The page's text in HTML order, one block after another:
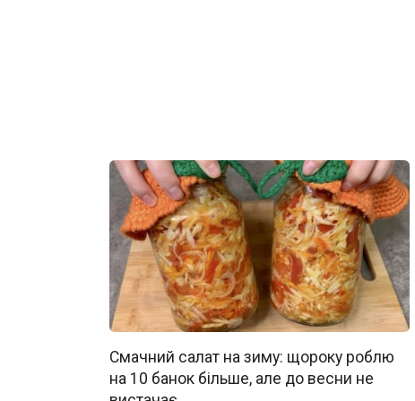
Смачний салат на зиму: щороку роблю
на 10 банок більше, але до весни не